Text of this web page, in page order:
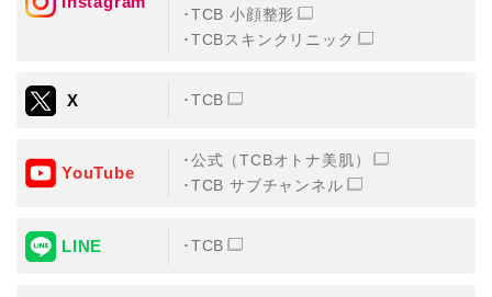
TCB 小顔整形
TCBスキンクリニック
X TCB
YouTube
公式（TCBオトナ美肌）
TCB サブチャンネル
LINE TCB